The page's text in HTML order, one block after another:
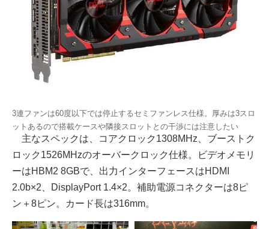
3連ファンは60度以下では停止するセミファンレス仕様。厚みは3スロ
ットあるので搭載ケースや隣接スロットとの干渉には注意したい
主なスペックは、コアクロック1308MHz、ブーストク
ロック1526MHzのオーバークロック仕様。ビデオメモリ
ーはHBM2 8GBで、出力インターフェースはHDMI
2.0b×2、DisplayPort 1.4×2。補助電源コネクターは8ピ
ン＋8ピン。カード長は316mm。